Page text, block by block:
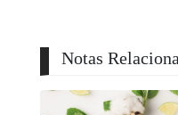
Notas